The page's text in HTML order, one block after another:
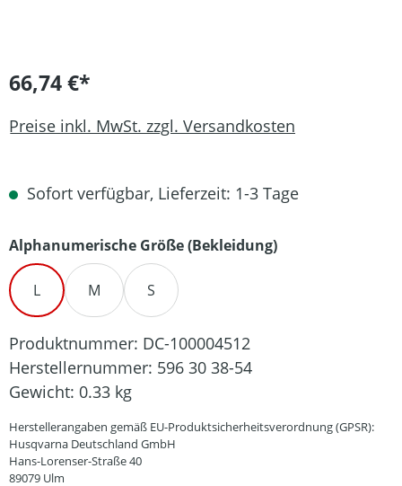
66,74 €*
Preise inkl. MwSt. zzgl. Versandkosten
Sofort verfügbar, Lieferzeit: 1-3 Tage
Alphanumerische Größe (Bekleidung)auswählen
L M S
Produktnummer: DC-100004512
Herstellernummer: 596 30 38-54
Gewicht: 0.33 kg
Herstellerangaben gemäß EU-Produktsicherheitsverordnung (GPSR):
Husqvarna Deutschland GmbH
Hans-Lorenser-Straße 40
89079 Ulm